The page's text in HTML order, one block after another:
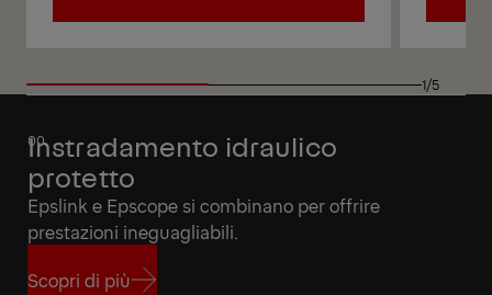
1/5
Instradamento idraulico
protetto
Epslink e Epscope si combinano per offrire
prestazioni ineguagliabili.
Scopri di più